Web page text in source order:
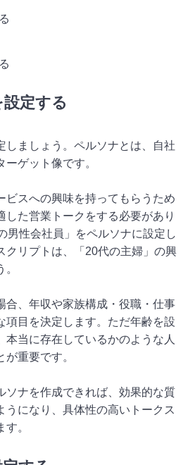
定する
しましょう。ペルソナとは、自社
ゲット像です。
ビスへの興味を持ってもらうため
した営業トークをする必要があり
男性会社員」をペルソナに設定し
クリプトは、「20代の主婦」の興
合、年収や家族構成・役職・仕事
項目を決定します。ただ年齢を設
本当に存在しているかのような人
重要です。
ソナを作成できれば、効果的な質
うになり、具体性の高いトークス
。